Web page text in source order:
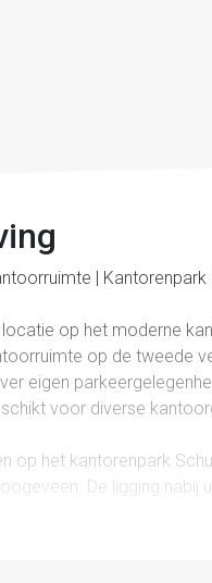
|
op het moderne
op de tweede
eigen
voor diverse
op het kantorenpark
De ligging
gevestigd.